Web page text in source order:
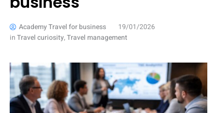
Academy Travel for business
19/01/2026
inTravel curiosity,Travel management